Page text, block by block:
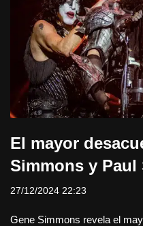
El mayor
Simmons y Paul
27/12/2024 22:23
Gene Simmons revela el